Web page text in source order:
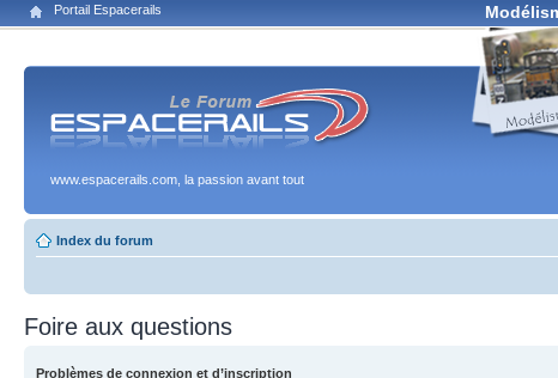
Portail Espacerails
www.espacerails.com, la passion avant tout
Index du forum
Foire aux questions
Problèmes de connexion et d’inscription